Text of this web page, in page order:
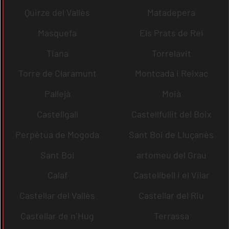
Quirze del Vallès
Matadepera
Masquefa
Els Prats de Rei
Tiana
Torrelavit
Torre de Claramunt
Montcada i Reixac
Pallejà
Moià
Castellgalí
Castellfullit del Boix
Perpètua de Mogoda
Sant Boi de Lluçanès
Sant Boi
artomeu del Grau
Calaf
Castellbell i el Vilar
Castellar del Vallès
Castellar del Riu
Castellar de n´Hug
Terrassa